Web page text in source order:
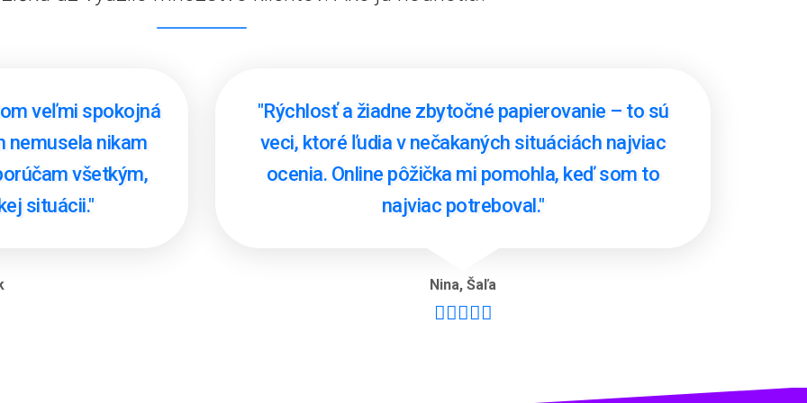
veľmi spokojná
nemusela nikam
všetkým,
situácii."
"Rýchlosť a žiadne zbytočné papierovanie – to sú
veci, ktoré ľudia v nečakaných situáciách najviac
ocenia. Online pôžička mi pomohla, keď som to
najviac potreboval."
Nina, Šaľa
